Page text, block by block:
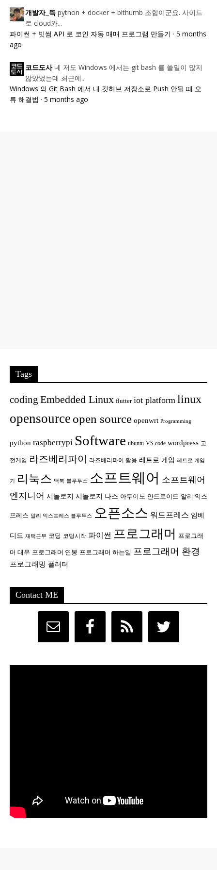
개발자_뜩 python + docker + bithumb 조합이군요. 사이드
로 cloud와...
파이썬 + 빗썸 API 로 코인 자동 매매 프로그램 만들기 · 5 months
ago
코드도사 네 저도 Windows 에서는 git bash 를 쓸일이 많지
않았었는데 최근에...
Windows 의 Git Bash 에서 내 깃허브 저장소로 Push 안될 때 오
류 해결법 · 5 months ago
Tags
coding Embedded Linux flutter iot platform linux
opensource open source openwrt Programming
python raspberrypi Software ubuntu VS code wordpress 고
전게임 라즈베리파이 라즈베리파이 활용 레트로 게임 레트로 게임
기 리눅스 맥북 블루투스 소프트웨어 소프트웨어
엔지니어 시놀로지 시놀로지 나스 아두이노 안드로이드 알리 익스
프레스 알리 익스프레스 블루투스 오픈소스 워드프레스 임베
디드 재택근무 코딩 코딩시작 파이썬 프로그래머 프로그래
머 대우 프로그래머 연봉 프로그래머 하는일 프로그래머 환경
프로그래밍 플러터
Contact ME